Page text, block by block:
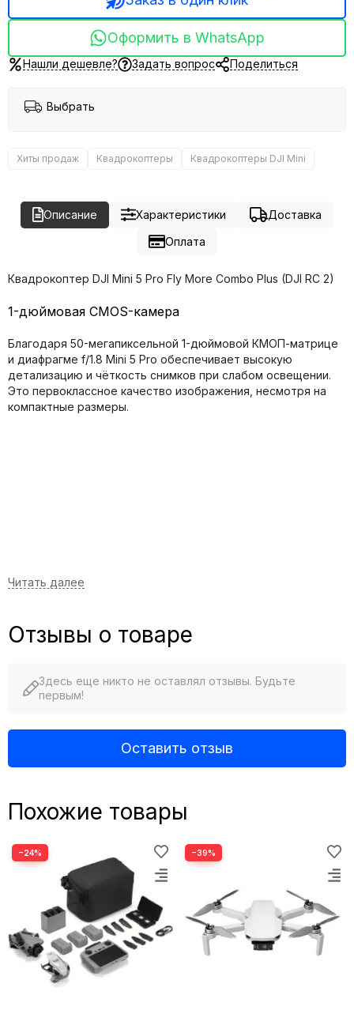
Оформить в WhatsApp
Нашли дешевле? Задать вопрос Поделиться
Выбрать
Хиты продаж Квадрокоптеры Квадрокоптеры DJI Mini
Описание Характеристики
Доставка
Оплата
Квадрокоптер DJI Mini 5 Pro Fly More Combo Plus (DJI RC 2)
1-дюймовая CMOS-камера
Благодаря 50-мегапиксельной 1-дюймовой КМОП-матрице
и диафрагме f/1.8 Mini 5 Pro обеспечивает высокую
детализацию и чёткость снимков при слабом освещении.
Это первоклассное качество изображения, несмотря на
компактные размеры.
Mini 5 Pro отличается сверхлёгкой складной конструкцией,
стран ЕС.
Отзывы о товаре
Здесь еще никто не оставлял отзывы. Будьте
первым!
Оставить отзыв
Похожие товары
−24% −39%